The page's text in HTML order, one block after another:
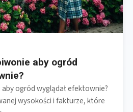
aby ogród
ogród wyglądał efektownie?
wysokości i fakturze, które